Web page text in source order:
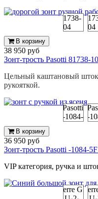
В корзину
38 950 руб
Зонт-трость Pasotti 81738-
Цельный каштановый
рукояткой.
В корзину
36 950 руб
Зонт-трость Pasotti -1084-
VIP категория, ручка и